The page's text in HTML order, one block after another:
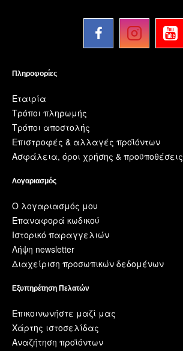
Πληροφορίες
Εταιρία
Τρόποι πληρωμής
Τρόποι αποστολής
Επιστροφές & αλλαγές προϊόντων
Ασφάλεια, όροι χρήσης & προϋποθέσεις
Λογαριασμός
Ο λογαριασμός μου
Επαναφορά κωδικού
Ιστορικό παραγγελιών
Λήψη newsletter
Διαχείριση προσωπικών δεδομένων
Εξυπηρέτηση Πελατών
Επικοινωνήστε μαζί μας
Χάρτης ιστοσελίδας
Αναζήτηση προϊόντων